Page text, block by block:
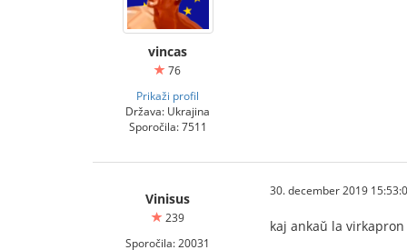
vincas
76
Prikaži profil
Država: Ukrajina
Sporočila: 7511
Vinisus
239
Sporočila: 20031
30. december 2019
kaj ankaŭ la virkapron